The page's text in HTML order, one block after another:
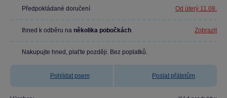
Předpokládané doručení Od úterý 11.08.
Ihned k odběru na několika pobočkách Zobrazit
Nakupujte hned, plaťte později. Bez poplatků.
Pohlídat psem Poslat přátelům